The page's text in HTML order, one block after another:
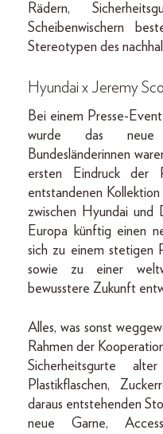
Rädern,
Scheibenwischern
Stereotypen des
Hyundai x Jeremy
Bei einem Presse-
wurde das
Bundesländerinnen
ersten Eindruck der
entstandenen
zwischen Hyundai und
Europa künftig einen
sich zu einem stetigen
sowie zu einer
bewusstere Zukunft
Alles, was sonst
Rahmen der
Sicherheitsgurte
Plastikflaschen,
daraus entstehenden
neue Garne,